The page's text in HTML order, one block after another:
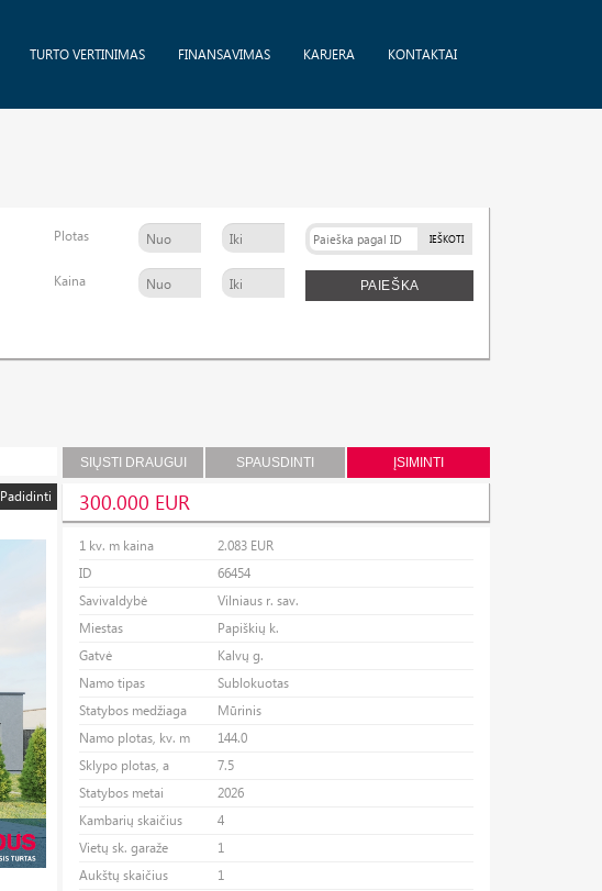
TURTO VERTINIMAS FINANSAVIMAS KARJERA KONTAKTAI
Plotas
Kaina
IEŠKOTI
PAIEŠKA
SIŲSTI DRAUGUI SPAUSDINTI ĮSIMINTI
Padidinti 300.000 EUR
1 kv. m kaina
2.083 EUR
ID
66454
Savivaldybė
Vilniaus r. sav.
Miestas
Papiškių k.
Gatvė
Kalvų g.
Namo tipas
Sublokuotas
Statybos medžiaga
Mūrinis
Namo plotas, kv. m
144.0
Sklypo plotas, a
7.5
Statybos metai
2026
Kambarių skaičius
4
Vietų sk. garaže
1
Aukštų skaičius
1